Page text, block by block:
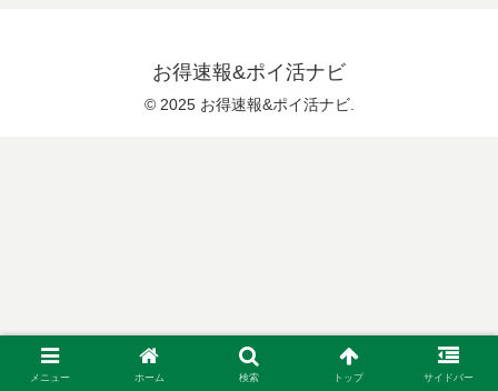
お得速報&ポイ活ナビ
© 2025 お得速報&ポイ活ナビ.
メニュー ホーム 検索 トップ サイドバー